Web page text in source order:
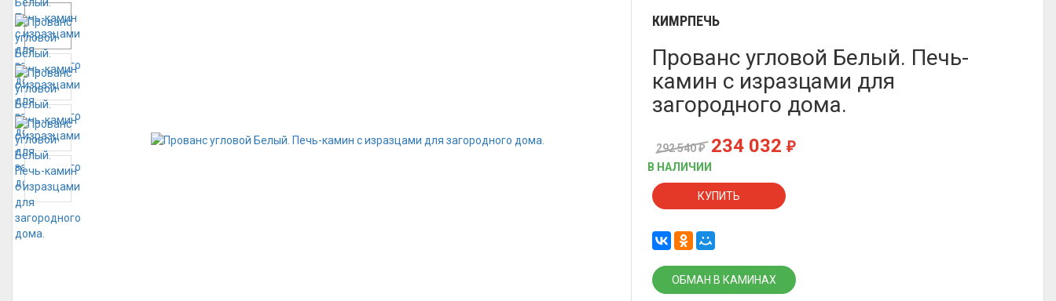
КИМРПЕЧЬ
Прованс угловой Белый. Печь-
камин с изразцами для
загородного дома.
292 540₽ 234 032₽
В НАЛИЧИИ
КУПИТЬ
ОБМАН В КАМИНАХ